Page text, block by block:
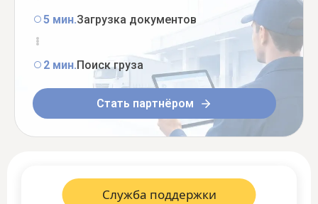
5 мин.Загрузка документов
2 мин.Поиск груза
Стать партнёром
Служба поддержки